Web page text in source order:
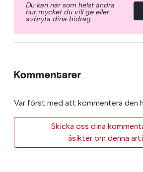
Du kan när som helst ändra
hur mycket du vill ge eller
avbryta dina bidrag.
Kommentarer
Var först med att kommentera den
Skicka oss dina
åsikter om denna